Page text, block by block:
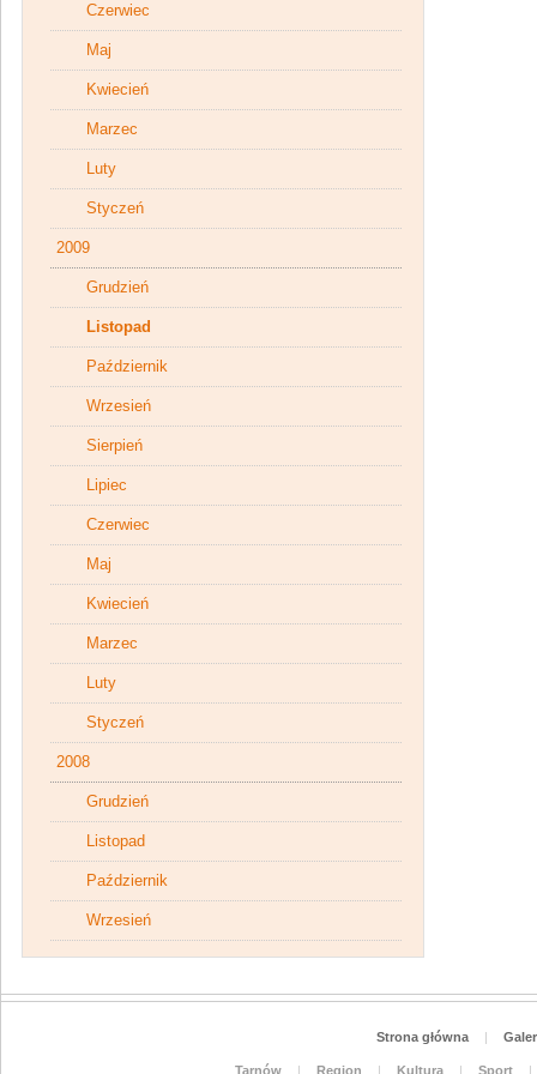
Czerwiec
Maj
Kwiecień
Marzec
Luty
Styczeń
2009
Grudzień
Listopad
Październik
Wrzesień
Sierpień
Lipiec
Czerwiec
Maj
Kwiecień
Marzec
Luty
Styczeń
2008
Grudzień
Listopad
Październik
Wrzesień
Strona główna |
Tarnów | Region | Kultura | Sport
|